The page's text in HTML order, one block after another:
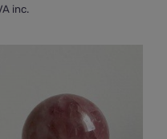
inc.